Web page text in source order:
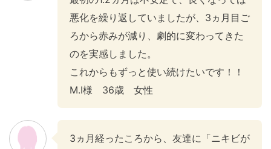
悪化を繰り返していましたが、3ヵ月目ご
ろから赤みが減り、劇的に変わってきた
のを実感しました。
これからもずっと使い続けたいです！！
M.I様 36歳 女性
3ヵ月経ったころから、友達に「ニキビが